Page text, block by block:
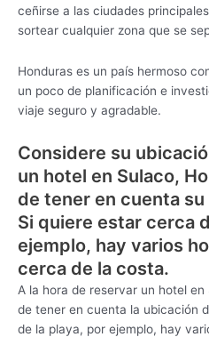
ceñirse a las ciudades
sortear cualquier zona que se
Honduras es un país hermoso
un poco de planificación e
viaje seguro y agradable.
Considere su
un hotel en Sulaco,
de tener en cuenta
Si quiere estar cerca
ejemplo, hay varios
cerca de la costa.
A la hora de reservar un hotel
de tener en cuenta la ubicación
de la playa, por ejemplo, hay